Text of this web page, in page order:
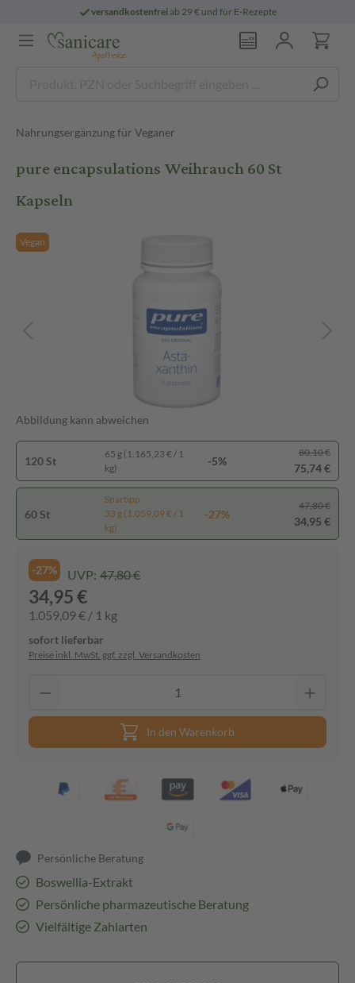
versandkostenfreiab 29 € und für E-Rezepte
Nahrungsergänzung für Veganer
pure encapsulations Weihrauch 60 St
Kapseln
Vegan
Abbildung kann abweichen
120 St
65 g (1.165,23 € / 1
kg)
-5%
80,10 €
75,74 €
60 St
Spartipp
33 g (1.059,09 € / 1
kg)
-27%
47,80 €
34,95 €
-27% UVP: 47,80 €
34,95 €
1.059,09 € / 1 kg
sofort lieferbar
Preise inkl. MwSt. ggf. zzgl. Versandkosten
In den Warenkorb
Persönliche Beratung
Boswellia-Extrakt
Persönliche pharmazeutische Beratung
Vielfältige Zahlarten